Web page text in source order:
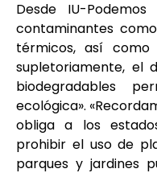
Desde IU-
contaminantes
térmicos, así
supletoriamente, el
biodegradables
ecológica».
obliga a los
prohibir el uso de
parques y jardines